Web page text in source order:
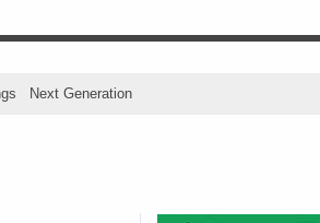
Next Generation